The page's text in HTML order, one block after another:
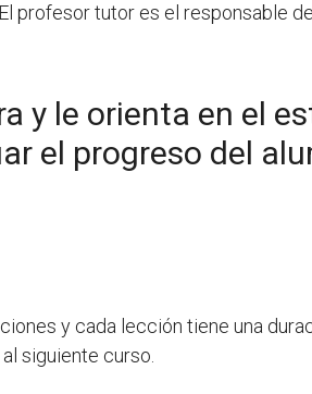
profesor tutor es el responsable
y le orienta en el
el progreso del
y cada lección tiene una
siguiente curso.